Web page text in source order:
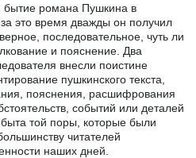
бытие романа Пушкина в
это время дважды он получил
последовательное, чуть ли
и пояснение. Два
внесли поистине
пушкинского текста,
пояснения, расшифрования
событий или деталей
той поры, которые были
читателей
наших дней.